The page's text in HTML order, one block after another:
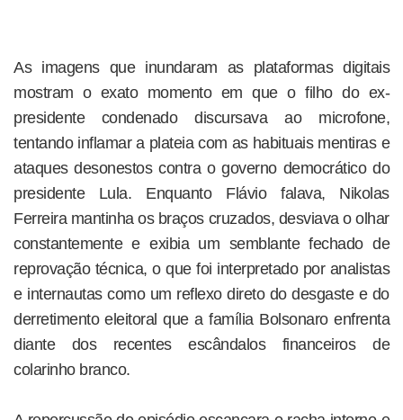
As imagens que inundaram as plataformas digitais
mostram o exato momento em que o filho do ex-
presidente condenado discursava ao microfone,
tentando inflamar a plateia com as habituais mentiras e
ataques desonestos contra o governo democrático do
presidente Lula. Enquanto Flávio falava, Nikolas
Ferreira mantinha os braços cruzados, desviava o olhar
constantemente e exibia um semblante fechado de
reprovação técnica, o que foi interpretado por analistas
e internautas como um reflexo direto do desgaste e do
derretimento eleitoral que a família Bolsonaro enfrenta
diante dos recentes escândalos financeiros de
colarinho branco.